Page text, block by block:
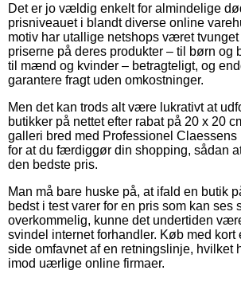
Det er jo vældig enkelt for almindelige
prisniveauet i blandt diverse online
motiv har utallige netshops været
priserne på deres produkter – til børn og
til mænd og kvinder – betragteligt, og
garantere fragt uden omkostninger.
Men det kan trods alt være lukrativt at
butikker på nettet efter rabat på 20 x 20
galleri bred med Professionel
for at du færdiggør din shopping, sådan
den bedste pris.
Man må bare huske på, at ifald en butik
bedst i test varer for en pris som kan ses
overkommelig, kunne det undertiden
svindel internet forhandler. Køb med kort
side omfavnet af en retningslinje, hvilket
imod uærlige online firmaer.